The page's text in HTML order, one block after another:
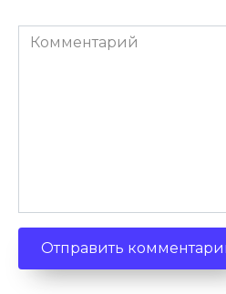
Комментарий